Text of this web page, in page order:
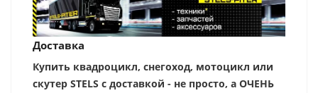
Доставка
Купить квадроцикл, снегоход, мотоцикл или
скутер STELS с доставкой - не просто, а ОЧЕНЬ